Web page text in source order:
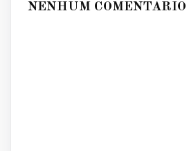
NENHUM COMENTÁRIO